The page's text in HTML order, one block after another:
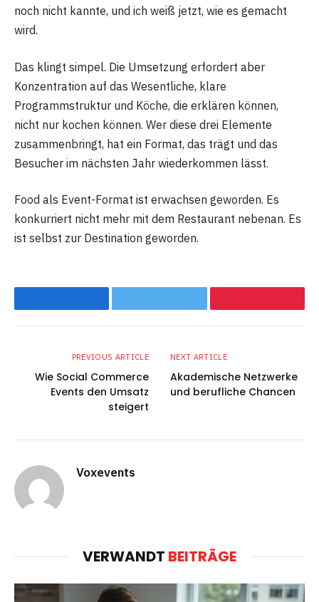
noch nicht kannte, und ich weiß jetzt, wie es gemacht
wird.
Das klingt simpel. Die Umsetzung erfordert aber
Konzentration auf das Wesentliche, klare
Programmstruktur und Köche, die erklären können,
nicht nur kochen können. Wer diese drei Elemente
zusammenbringt, hat ein Format, das trägt und das
Besucher im nächsten Jahr wiederkommen lässt.
Food als Event-Format ist erwachsen geworden. Es
konkurriert nicht mehr mit dem Restaurant nebenan. Es
ist selbst zur Destination geworden.
Facebook Twitter Pinterest
PREVIOUS ARTICLE
Wie Social Commerce
Events den Umsatz
steigert
NEXT ARTICLE
Akademische Netzwerke
und berufliche Chancen
Voxevents
VERWANDT BEITRÄGE